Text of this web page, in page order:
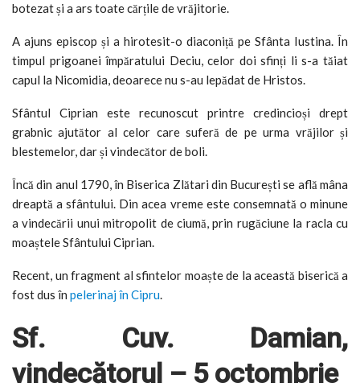
botezat și a ars toate cărțile de vrăjitorie.
A ajuns episcop și a hirotesit-o diaconiță pe Sfânta Iustina. În
timpul prigoanei împăratului Deciu, celor doi sfinți li s-a tăiat
capul la Nicomidia, deoarece nu s-au lepădat de Hristos.
Sfântul Ciprian este recunoscut printre credincioși drept
grabnic ajutător al celor care suferă de pe urma vrăjilor și
blestemelor, dar și vindecător de boli.
Încă din anul 1790, în Biserica Zlătari din București se află mâna
dreaptă a sfântului. Din acea vreme este consemnată o minune
a vindecării unui mitropolit de ciumă, prin rugăciune la racla cu
moaștele Sfântului Ciprian.
Recent, un fragment al sfintelor moaște de la această biserică a
fost dus în pelerinaj în Cipru.
Sf. Cuv. Damian,
vindecătorul – 5 octombrie